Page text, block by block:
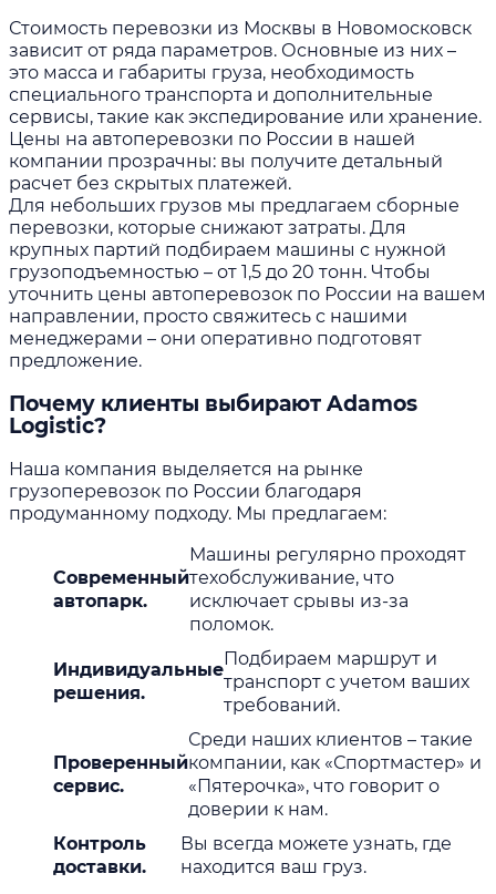
Стоимость перевозки из Москвы в Новомосковск
зависит от ряда параметров. Основные из них –
это масса и габариты груза, необходимость
специального транспорта и дополнительные
сервисы, такие как экспедирование или хранение.
Цены на автоперевозки по России в нашей
компании прозрачны: вы получите детальный
расчет без скрытых платежей.
Для небольших грузов мы предлагаем сборные
перевозки, которые снижают затраты. Для
крупных партий подбираем машины с нужной
грузоподъемностью – от 1,5 до 20 тонн. Чтобы
уточнить цены автоперевозок по России на вашем
направлении, просто свяжитесь с нашими
менеджерами – они оперативно подготовят
предложение.
Почему клиенты выбирают Adamos
Logistic?
Наша компания выделяется на рынке
грузоперевозок по России благодаря
продуманному подходу. Мы предлагаем:
Современный
автопарк.
Машины регулярно проходят
техобслуживание, что
исключает срывы из-за
поломок.
Индивидуальные
решения.
Подбираем маршрут и
транспорт с учетом ваших
требований.
Проверенный
сервис.
Среди наших клиентов – такие
компании, как «Спортмастер» и
«Пятерочка», что говорит о
доверии к нам.
Контроль
доставки.
Вы всегда можете узнать, где
находится ваш груз.